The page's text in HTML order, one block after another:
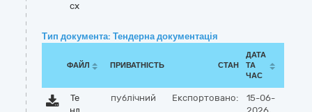
cx
Тип документа: Тендерна документація
ФАЙЛ ПРИВАТНІСТЬ СТАН
ДАТА
ТА
ЧАС
Те
публічний Експортовано:
15-06-